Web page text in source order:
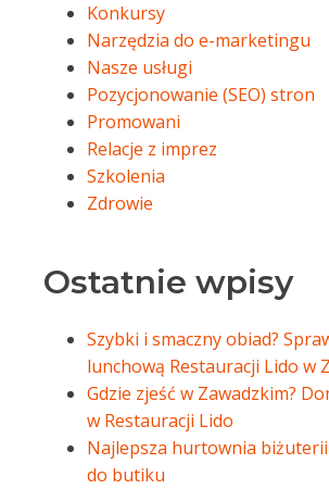
Konkursy
Narzędzia do e-marketingu
Nasze usługi
Pozycjonowanie (SEO) stron
Promowani
Relacje z imprez
Szkolenia
Zdrowie
Ostatnie wpisy
Szybki i smaczny obiad?
lunchową Restauracji Lido w
Gdzie zjeść w Zawadzkim?
w Restauracji Lido
Najlepsza hurtownia
do butiku